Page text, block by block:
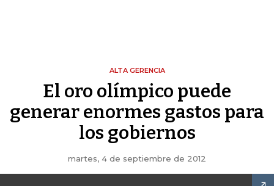
ALTA GERENCIA
El oro olímpico puede
generar enormes gastos para
los gobiernos
martes, 4 de septiembre de 2012